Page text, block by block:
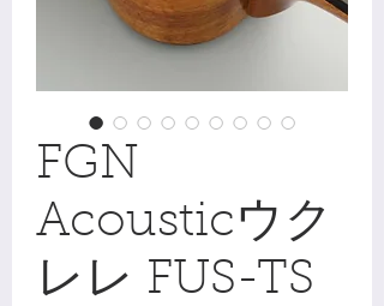
FGN
Acousticウク
レレ FUS-TS